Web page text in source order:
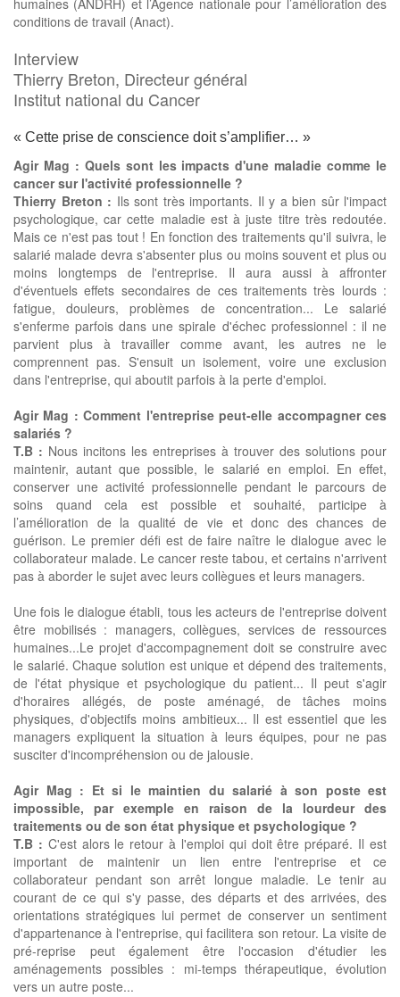
humaines (ANDRH) et l’Agence nationale pour l’amélioration des
conditions de travail (Anact).
Interview
Thierry Breton, Directeur général
Institut national du Cancer
« Cette prise de conscience doit s’amplifier… »
Agir Mag : Quels sont les impacts d'une maladie comme le
cancer sur l'activité professionnelle ?
Thierry Breton : Ils sont très importants. Il y a bien sûr l'impact
psychologique, car cette maladie est à juste titre très redoutée.
Mais ce n'est pas tout ! En fonction des traitements qu'il suivra, le
salarié malade devra s'absenter plus ou moins souvent et plus ou
moins longtemps de l'entreprise. Il aura aussi à affronter
d'éventuels effets secondaires de ces traitements très lourds :
fatigue, douleurs, problèmes de concentration... Le salarié
s'enferme parfois dans une spirale d'échec professionnel : il ne
parvient plus à travailler comme avant, les autres ne le
comprennent pas. S'ensuit un isolement, voire une exclusion
dans l'entreprise, qui aboutit parfois à la perte d'emploi.
Agir Mag : Comment l'entreprise peut-elle accompagner ces
salariés ?
T.B : Nous incitons les entreprises à trouver des solutions pour
maintenir, autant que possible, le salarié en emploi. En effet,
conserver une activité professionnelle pendant le parcours de
soins quand cela est possible et souhaité, participe à
l’amélioration de la qualité de vie et donc des chances de
guérison. Le premier défi est de faire naître le dialogue avec le
collaborateur malade. Le cancer reste tabou, et certains n'arrivent
pas à aborder le sujet avec leurs collègues et leurs managers.
Une fois le dialogue établi, tous les acteurs de l'entreprise doivent
être mobilisés : managers, collègues, services de ressources
humaines...Le projet d'accompagnement doit se construire avec
le salarié. Chaque solution est unique et dépend des traitements,
de l'état physique et psychologique du patient... Il peut s'agir
d'horaires allégés, de poste aménagé, de tâches moins
physiques, d'objectifs moins ambitieux... Il est essentiel que les
managers expliquent la situation à leurs équipes, pour ne pas
susciter d'incompréhension ou de jalousie.
Agir Mag : Et si le maintien du salarié à son poste est
impossible, par exemple en raison de la lourdeur des
traitements ou de son état physique et psychologique ?
T.B : C'est alors le retour à l'emploi qui doit être préparé. Il est
important de maintenir un lien entre l'entreprise et ce
collaborateur pendant son arrêt longue maladie. Le tenir au
courant de ce qui s'y passe, des départs et des arrivées, des
orientations stratégiques lui permet de conserver un sentiment
d'appartenance à l'entreprise, qui facilitera son retour. La visite de
pré-reprise peut également être l'occasion d'étudier les
aménagements possibles : mi-temps thérapeutique, évolution
vers un autre poste...